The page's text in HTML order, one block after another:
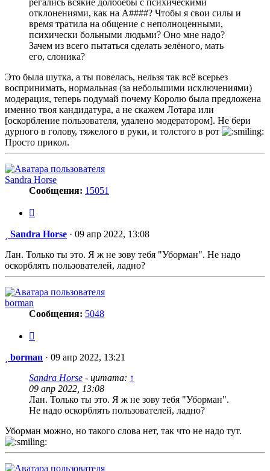
отклонениями, как на А####? Чтобы я свои силы и
время тратила на общение с неполноценными,
психически больными людьми? Оно мне надо?
Зачем из всего пытаться сделать зелёного, мать
его, слоника?
Это была шутка, а ты повелась, нельзя так всё всерьез
воспринимать, нормальная (за небольшими исключениями)
модерация, теперь подумай почему Королю была предложена
именно твоя кандидатура, а не скажем Лотара или
[оскорбление пользователя, удалено модератором]. Не бери
дурного в голову, тяжелого в руки, и толстого в рот
Просто прикол.
Sandra Horse
Сообщения: 15051
Сообщение
Sandra Horse · 09 апр 2022, 13:08
Лан. Только ты это. Я ж не зову тебя "Уборман". Не надо
оскорблять пользователей, ладно?
borman
Сообщения: 5048
Сообщение
borman · 09 апр 2022, 13:21
Sandra Horse - цитата: ↑
09 апр 2022, 13:08
Лан. Только ты это. Я ж не зову тебя "Уборман".
Не надо оскорблять пользователей, ладно?
Уборман можно, но такого слова нет, так что не надо тут.